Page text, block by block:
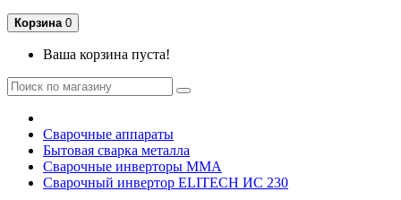
Корзина 0
Ваша корзина пуста!
Сварочные аппараты
Бытовая сварка металла
Сварочные инверторы ММА
Сварочный инвертор ELITECH ИС 230